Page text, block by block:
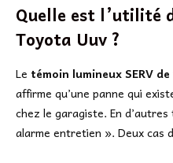
Quelle est l’utilité
Toyota Uuv ?
Le témoin lumineux SERV
affirme qu’une panne qui
chez le garagiste. En
alarme entretien ». Deux cas